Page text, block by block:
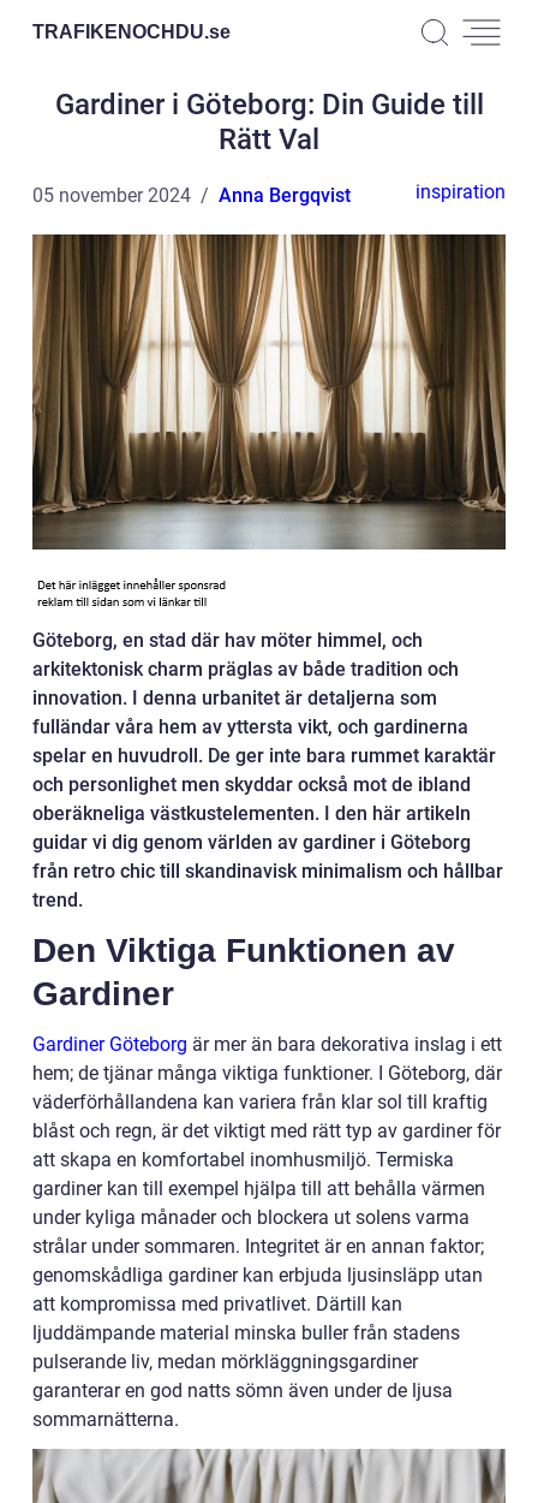
TRAFIKENOCHDU.se
Gardiner i Göteborg: Din Guide till
Rätt Val
05 november 2024 Anna Bergqvist inspiration
Göteborg, en stad där hav möter himmel, och
arkitektonisk charm präglas av både tradition och
innovation. I denna urbanitet är detaljerna som
fulländar våra hem av yttersta vikt, och gardinerna
spelar en huvudroll. De ger inte bara rummet karaktär
och personlighet men skyddar också mot de ibland
oberäkneliga västkustelementen. I den här artikeln
guidar vi dig genom världen av gardiner i Göteborg
från retro chic till skandinavisk minimalism och hållbar
trend.
Den Viktiga Funktionen av
Gardiner
Gardiner Göteborg är mer än bara dekorativa inslag i ett
hem; de tjänar många viktiga funktioner. I Göteborg, där
väderförhållandena kan variera från klar sol till kraftig
blåst och regn, är det viktigt med rätt typ av gardiner för
att skapa en komfortabel inomhusmiljö. Termiska
gardiner kan till exempel hjälpa till att behålla värmen
under kyliga månader och blockera ut solens varma
strålar under sommaren. Integritet är en annan faktor;
genomskådliga gardiner kan erbjuda ljusinsläpp utan
att kompromissa med privatlivet. Därtill kan
ljuddämpande material minska buller från stadens
pulserande liv, medan mörkläggningsgardiner
garanterar en god natts sömn även under de ljusa
sommarnätterna.